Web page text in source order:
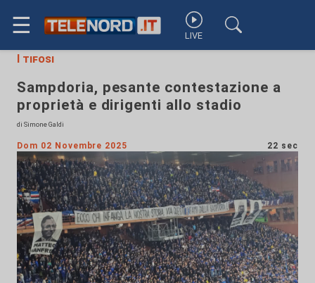
☰ LIVE
I tifosi
Sampdoria, pesante contestazione a
proprietà e dirigenti allo stadio
di Simone Galdi
Dom 02 Novembre 2025 22 sec